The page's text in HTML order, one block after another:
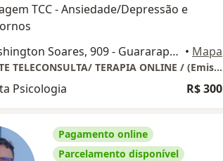
TCC - Ansiedade/Depressão e
Av. Washington Soares, 909 - Guararapes, Fortaleza - CE, 60811-341, Fortaleza • Mapa
SOMENTE TELECONSULTA/ TERAPIA ONLINE / (Emissão de recibo para reembolso)
Psicologia R$ 300
Pagamento online
Parcelamento disponível